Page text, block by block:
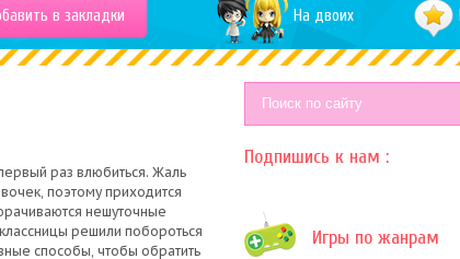
в закладки На двоих
раз влюбиться. Жаль
поэтому приходится
нешуточные
решили побороться
способы, чтобы обратить
Подпишись к нам :
Игры по жанрам